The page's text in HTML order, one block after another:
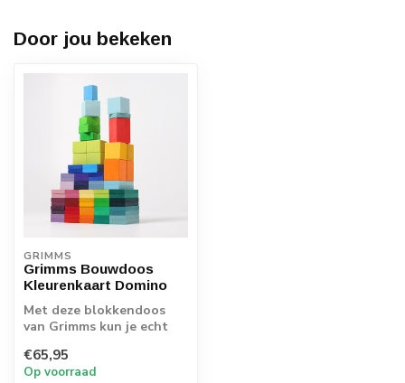
Door jou bekeken
GRIMMS
Grimms Bouwdoos
Kleurenkaart Domino
Met deze blokkendoos
van Grimms kun je echt
ruim kleu...
€65,95
Op voorraad